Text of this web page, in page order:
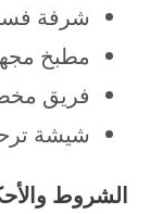
شرفة
مطبخ
فريق
شيشة
الشروط